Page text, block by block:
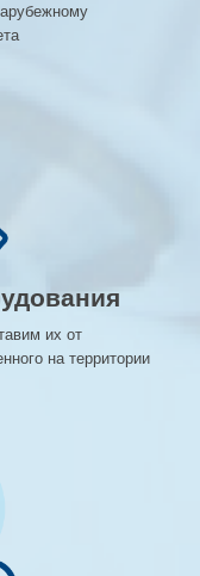
их от
на территории